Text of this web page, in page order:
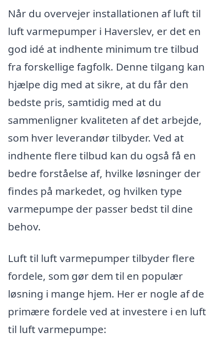
Når du overvejer installationen af luft til
luft varmepumper i Haverslev, er det en
god idé at indhente minimum tre tilbud
fra forskellige fagfolk. Denne tilgang kan
hjælpe dig med at sikre, at du får den
bedste pris, samtidig med at du
sammenligner kvaliteten af det arbejde,
som hver leverandør tilbyder. Ved at
indhente flere tilbud kan du også få en
bedre forståelse af, hvilke løsninger der
findes på markedet, og hvilken type
varmepumpe der passer bedst til dine
behov.
Luft til luft varmepumper tilbyder flere
fordele, som gør dem til en populær
løsning i mange hjem. Her er nogle af de
primære fordele ved at investere i en luft
til luft varmepumpe: